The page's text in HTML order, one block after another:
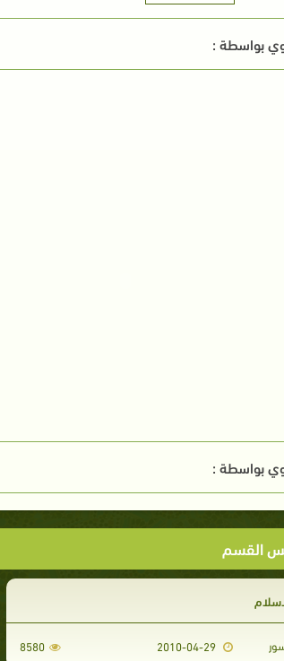
بواسطة :
بواسطة :
القسم
8580